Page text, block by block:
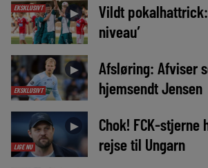
EKSKLUSIVT ►
Vildt
niveau’
EKSKLUSIVT
►
Afsløring: Afviser
hjemsendt Jensen
LIGE NU
►
Chok! FCK-
rejse til Ungarn